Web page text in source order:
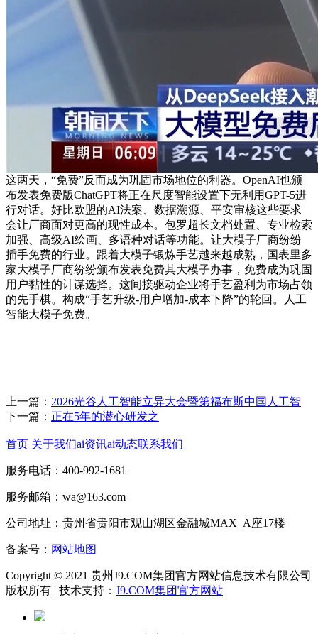
这两天，“免费”反而成为巩固市场地位的利器。OpenAI也颁
布发表免费版ChatGPT将正在尺度智能设置下无利用GPT-5进
行对话。好比欧盟的AI法案、数据溯源、平安审核这些要求
会让厂商面对更高的现性成本。包罗超长文档处置、专业检索
加强、高级AI绘画、多语种对话等功能。让大模子厂商纷纷
插手免费的行业。跟着大模子锻炼手艺越来越成熟，国表里多
家大模子厂商纷纷颁布发表免费其大模子办事，免费成为巩固
用户黏性的计谋选择。这间接驱动企业将手艺盈利为市场占领
的先手棋。构成“手艺升级-用户增加-成本下降”的轮回。人工
智能大模子免费。
上一篇： 2026光谷人工智能立异大会暨第福布斯中国人工智
下一篇： 正在5年的潜心研发之
首页 关于我们ai资讯ai动态联系我们
服务电话：400-992-1681
服务邮箱：wa@163.com
公司地址：贵州省贵阳市观山湖区金融城MAX_A座17楼
备案号： 网站地图
Copyright © 2021 贵州J9.COM集团官方网站信息技术有限公司
版权所有 | 技术支持： J9.COM集团官方网站